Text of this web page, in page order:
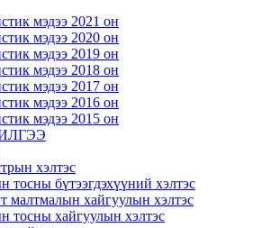
мэдээ 2021 он
мэдээ 2020 он
мэдээ 2019 он
мэдээ 2018 он
мэдээ 2017 он
мэдээ 2016 он
мэдээ 2015 он
хэлтэс
тосны бүтээгдэхүүний хэлтэс
малтмалын хайгуулын хэлтэс
тосны хайгуулын хэлтэс